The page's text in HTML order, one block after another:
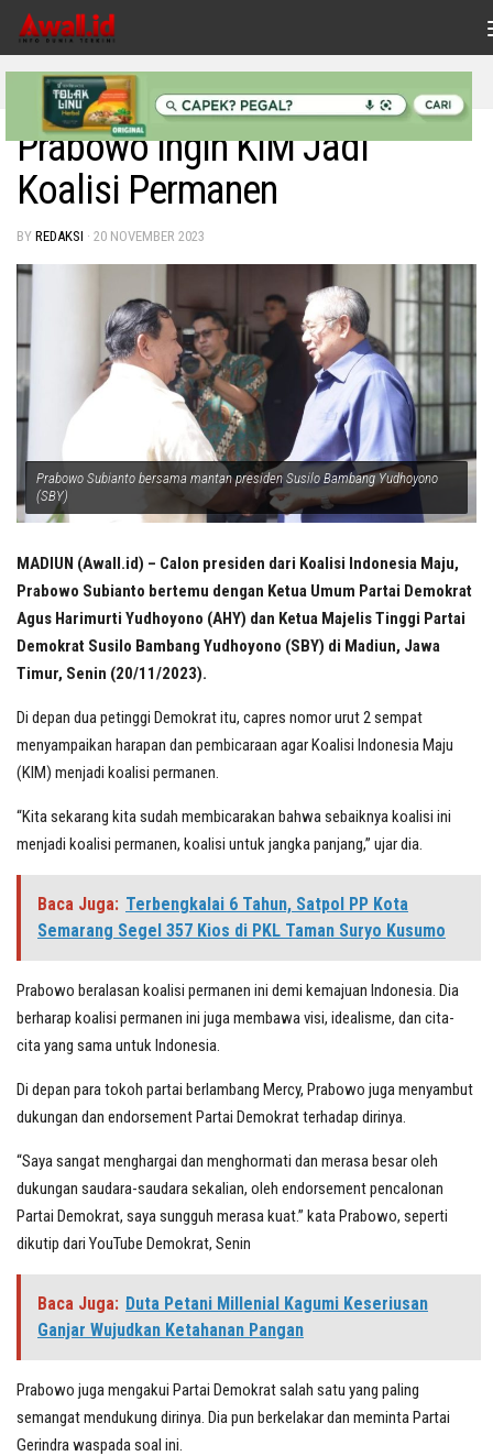
Skip to content
INDONESIAKU/NASIONAL
Prabowo Ingin KIM Jadi
Koalisi Permanen
BY REDAKSI · 20 NOVEMBER 2023
Prabowo Subianto bersama mantan presiden Susilo Bambang Yudhoyono
(SBY)
MADIUN (Awall.id) – Calon presiden dari Koalisi Indonesia Maju,
Prabowo Subianto bertemu dengan Ketua Umum Partai Demokrat
Agus Harimurti Yudhoyono (AHY) dan Ketua Majelis Tinggi Partai
Demokrat Susilo Bambang Yudhoyono (SBY) di Madiun, Jawa
Timur, Senin (20/11/2023).
Di depan dua petinggi Demokrat itu, capres nomor urut 2 sempat
menyampaikan harapan dan pembicaraan agar Koalisi Indonesia Maju
(KIM) menjadi koalisi permanen.
“Kita sekarang kita sudah membicarakan bahwa sebaiknya koalisi ini
menjadi koalisi permanen, koalisi untuk jangka panjang,” ujar dia.
Baca Juga: Terbengkalai 6 Tahun, Satpol PP Kota
Semarang Segel 357 Kios di PKL Taman Suryo Kusumo
Prabowo beralasan koalisi permanen ini demi kemajuan Indonesia. Dia
berharap koalisi permanen ini juga membawa visi, idealisme, dan cita-
cita yang sama untuk Indonesia.
Di depan para tokoh partai berlambang Mercy, Prabowo juga menyambut
dukungan dan endorsement Partai Demokrat terhadap dirinya.
“Saya sangat menghargai dan menghormati dan merasa besar oleh
dukungan saudara-saudara sekalian, oleh endorsement pencalonan
Partai Demokrat, saya sungguh merasa kuat.” kata Prabowo, seperti
dikutip dari YouTube Demokrat, Senin
Baca Juga: Duta Petani Millenial Kagumi Keseriusan
Ganjar Wujudkan Ketahanan Pangan
Prabowo juga mengakui Partai Demokrat salah satu yang paling
semangat mendukung dirinya. Dia pun berkelakar dan meminta Partai
Gerindra waspada soal ini.